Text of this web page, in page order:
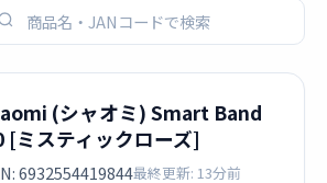
(シャオミ) Smart Band
[ミスティックローズ]
6932554419844最終更新: 13分前